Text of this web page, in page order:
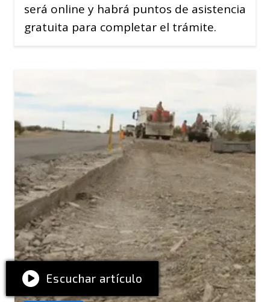
será online y habrá puntos de asistencia
gratuita para completar el trámite.
Escuchar artículo